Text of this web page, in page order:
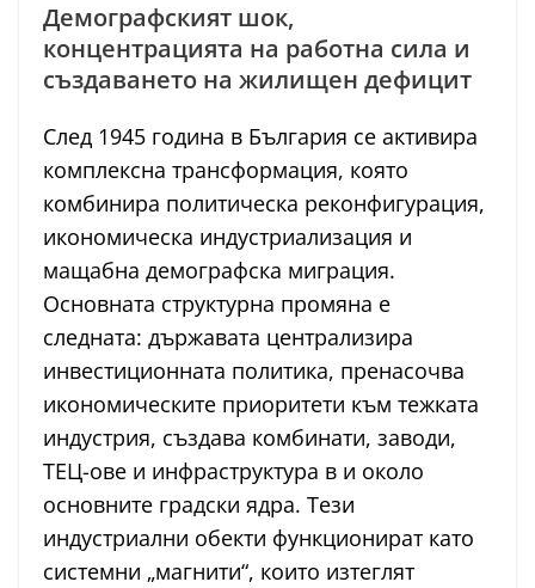
Демографският шок,
концентрацията на работна сила и
създаването на жилищен дефицит
След 1945 година в България се активира
комплексна трансформация, която
комбинира политическа реконфигурация,
икономическа индустриализация и
мащабна демографска миграция.
Основната структурна промяна е
следната: държавата централизира
инвестиционната политика, пренасочва
икономическите приоритети към тежката
индустрия, създава комбинати, заводи,
ТЕЦ-ове и инфраструктура в и около
основните градски ядра. Тези
индустриални обекти функционират като
системни „магнити“, които изтеглят